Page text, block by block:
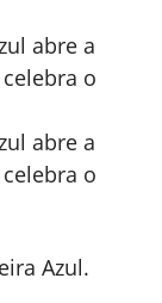
Azul.